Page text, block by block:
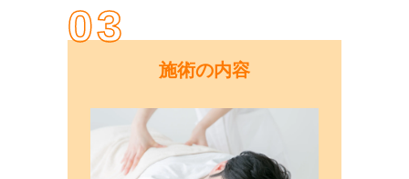
03
施術の内容